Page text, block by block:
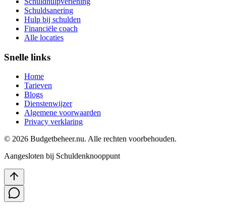
Schuldsanering
Hulp bij schulden
Financiële coach
Alle locaties
Snelle links
Home
Tarieven
Blogs
Dienstenwijzer
Algemene voorwaarden
Privacy verklaring
© 2026 Budgetbeheer.nu. Alle rechten voorbehouden.
Aangesloten bij Schuldenknooppunt